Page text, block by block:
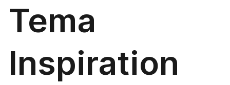
Tema
Inspiration